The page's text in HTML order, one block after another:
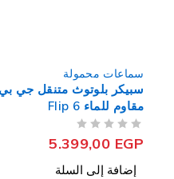
سماعات محمولة
سبيكر بلوتوث متنقل هارمن
كاردون 1.0 Aura Studio 3
9.375,00 EGP
إضافة إلى السلة